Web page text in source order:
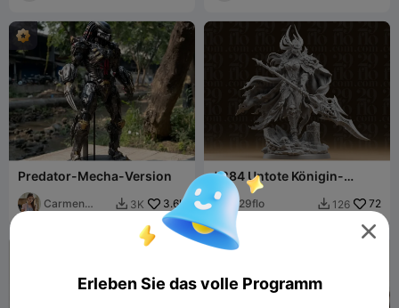
Predator-Mecha-Version
Carmen
 3K 3.6K
#284 Untote Königin-
Kriegerin Harzstatue mit
Speer der Verdammnis
29flo  126 72

Erleben Sie das volle Programm